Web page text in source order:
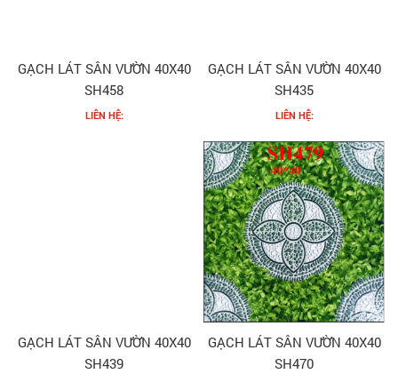
GẠCH LÁT SÂN VƯỜN 40X40
SH458
LIÊN HỆ:
GẠCH LÁT SÂN VƯỜN 40X40
SH435
LIÊN HỆ:
GẠCH LÁT SÂN VƯỜN 40X40
SH439
GẠCH LÁT SÂN VƯỜN 40X40
SH470